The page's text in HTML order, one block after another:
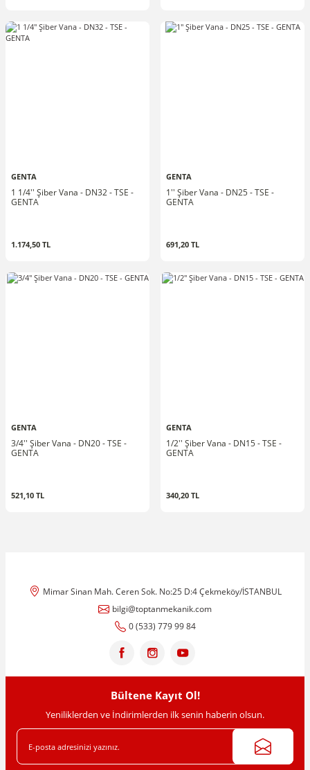
GENTA
1 1/4'' Şiber Vana - DN32 - TSE -
GENTA
1.174,50 TL
GENTA
1'' Şiber Vana - DN25 - TSE -
GENTA
691,20 TL
GENTA
3/4'' Şiber Vana - DN20 - TSE -
GENTA
521,10 TL
GENTA
1/2'' Şiber Vana - DN15 - TSE -
GENTA
340,20 TL
Mimar Sinan Mah. Ceren Sok. No:25 D:4 Çekmeköy/İSTANBUL
bilgi@toptanmekanik.com
0 (533) 779 99 84
Bültene Kayıt Ol!
Yeniliklerden ve İndirimlerden ilk senin haberin olsun.